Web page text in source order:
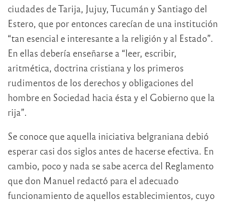
ciudades de Tarija, Jujuy, Tucumán y Santiago del
Estero, que por entonces carecían de una institución
“tan esencial e interesante a la religión y al Estado”.
En ellas debería enseñarse a “leer, escribir,
aritmética, doctrina cristiana y los primeros
rudimentos de los derechos y obligaciones del
hombre en Sociedad hacia ésta y el Gobierno que la
rija”.
Se conoce que aquella iniciativa belgraniana debió
esperar casi dos siglos antes de hacerse efectiva. En
cambio, poco y nada se sabe acerca del Reglamento
que don Manuel redactó para el adecuado
funcionamiento de aquellos establecimientos, cuyo